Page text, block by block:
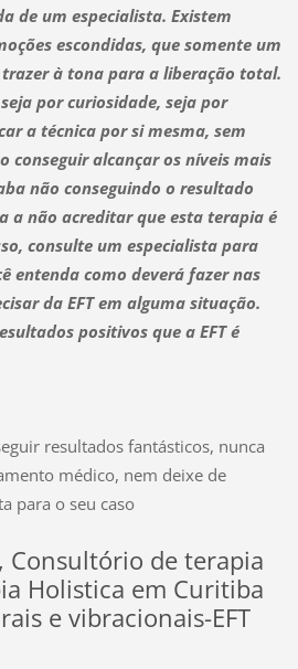
de um especialista. Existem
escondidas, que somente um
à tona para a liberação total.
por curiosidade, seja por
a técnica por si mesma, sem
conseguir alcançar os níveis mais
não conseguindo o resultado
a não acreditar que esta terapia é
consulte um especialista para
entenda como deverá fazer nas
da EFT em alguma situação.
positivos que a EFT é
resultados fantásticos, nunca
médico, nem deixe de
para o seu caso
Consultório de terapia
Holistica em Curitiba
e vibracionais-EFT